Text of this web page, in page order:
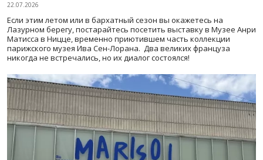
22.07.2026
Если этим летом или в бархатный сезон вы окажетесь на
Лазурном берегу, постарайтесь посетить выставку в Музее Анри
Матисса в Ницце, временно приютившем часть коллекции
парижского музея Ива Сен-Лорана. Два великих француза
никогда не встречались, но их диалог состоялся!